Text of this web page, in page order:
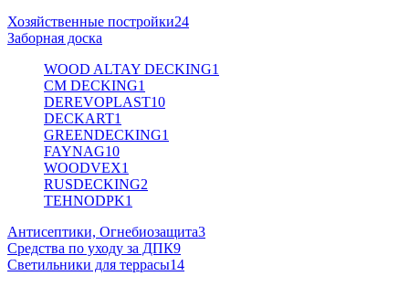
Хозяйственные постройки24
Заборная доска
WOOD ALTAY DECKING1
CM DECKING1
DEREVOPLAST10
DECKART1
GREENDECKING1
FAYNAG10
WOODVEX1
RUSDECKING2
TEHNODPK1
Антисептики, Огнебиозащита3
Средства по уходу за ДПК9
Светильники для террасы14